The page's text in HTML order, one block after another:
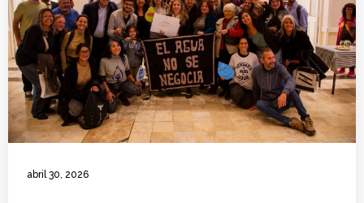
abril 30, 2026